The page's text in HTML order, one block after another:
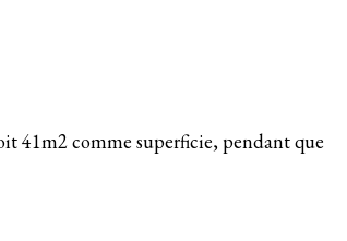
41m2 comme superficie, pendant que